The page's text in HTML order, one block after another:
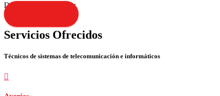
Disculpen las molestias
Servicios Ofrecidos
Técnicos de sistemas de telecomunicación e informáticos